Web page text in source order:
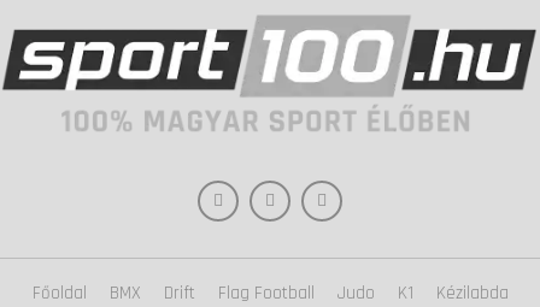
Főoldal BMX Drift Flag Football Judo K1 Kézilabda